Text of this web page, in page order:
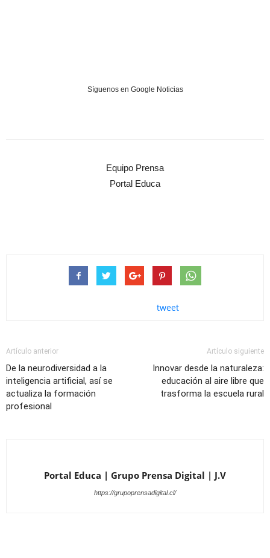
Síguenos en Google Noticias
Equipo Prensa
Portal Educa
tweet
Artículo anterior
De la neurodiversidad a la
inteligencia artificial, así se
actualiza la formación
profesional
Artículo siguiente
Innovar desde la naturaleza:
educación al aire libre que
trasforma la escuela rural
Portal Educa | Grupo Prensa Digital | J.V
https://grupoprensadigital.cl/